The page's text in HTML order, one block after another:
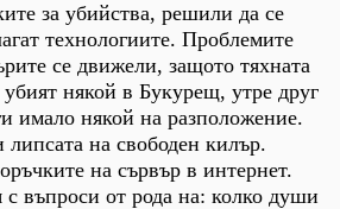
за убийства, решили да се
технологиите. Проблемите
се движели, защото тяхната
някой в Букурещ, утре друг
имало някой на разположение.
липсата на свободен килър.
на сървър в интернет.
с въпроси от рода на: колко души